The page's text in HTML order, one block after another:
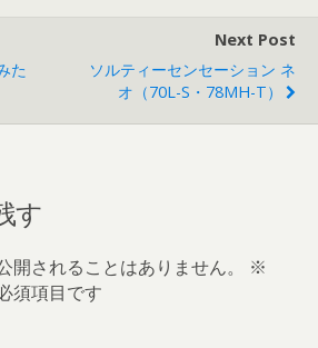
た
Next Post
ソルティーセンセーション ネ
オ（70L-S・78MH-T）
す
開されることはありません。
※
須項目です